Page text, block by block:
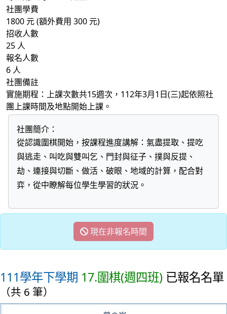
社團學費
1800 元 (額外費用 300 元)
招收人數
25 人
報名人數
6 人
社團備註
實施期程：上課次數共15週次，112年3月1日(三)起依照社
團上課時間及地點開始上課。
社團簡介：
從認識圍棋開始，按課程進度講解：氣盡提取、提吃
與逃走、叫吃與雙叫乞、門封與征子、撲與反提、
劫、連接與切斷、做活、破眼、地域的計算，配合對
弈，從中瞭解每位學生學習的狀況。
現在非報名時間
111學年下學期 17.圍棋(週四班) 已報名名單
（共 6 筆）